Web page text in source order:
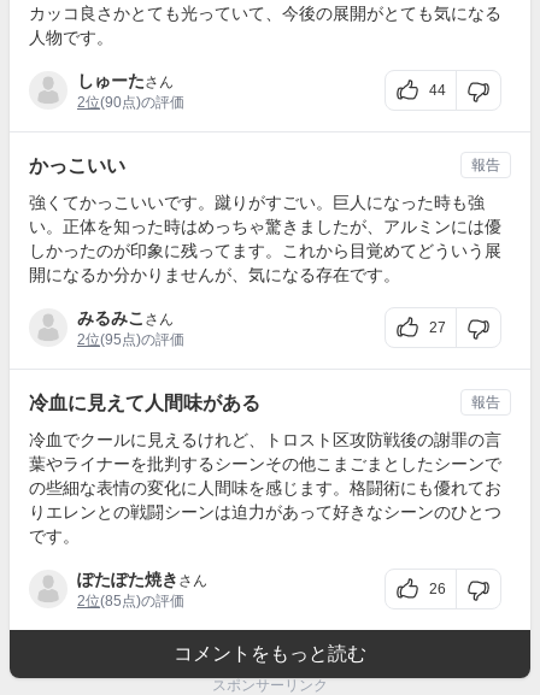
カッコ良さかとても光っていて、今後の展開がとても気になる
人物です。
しゅーたさん
2位(90点)の評価
44
かっこいい
強くてかっこいいです。蹴りがすごい。巨人になった時も強
い。正体を知った時はめっちゃ驚きましたが、アルミンには優
しかったのが印象に残ってます。これから目覚めてどういう展
開になるか分かりませんが、気になる存在です。
みるみこ さん
2位(95点)の評価
27
報告
冷血に見えて人間味がある
冷血でクールに見えるけれど、トロスト区攻防戦後の謝罪の言
葉やライナーを批判するシーンその他こまごまとしたシーンで
の些細な表情の変化に人間味を感じます。格闘術にも優れてお
りエレンとの戦闘シーンは迫力があって好きなシーンのひとつ
です。
ぽたぽた焼き さん
2位(85点)の評価
26
報告
コメントをもっと読む
スポンサーリンク